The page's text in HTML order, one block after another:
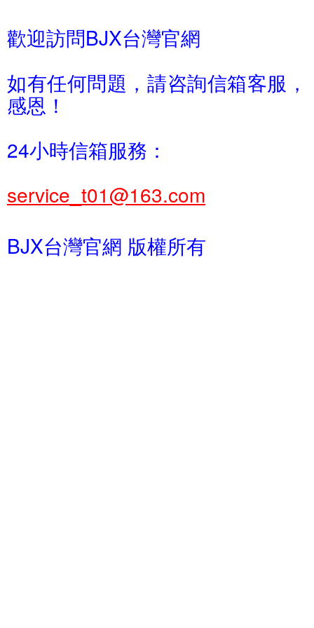
歡迎訪問BJX台灣官網
如有任何問題，請咨詢信箱客服，
感恩！
24小時信箱服務：
service_t01@163.com
BJX台灣官網 版權所有